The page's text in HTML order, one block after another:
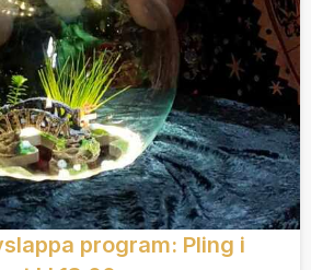
program: Pling i